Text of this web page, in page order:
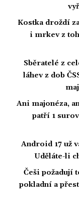
Kostka droždí
i mrkev z
Sběratelé z
láhev z dob
Ani majonéza,
patří 1
Android 17 už
Uděláte-li
Češi požadují
pokladní a